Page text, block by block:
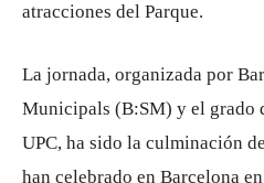
atracciones del Parque.
La jornada, organizada por
Municipals (B:SM) y el grado
UPC, ha sido la culminación
han celebrado en Barcelona